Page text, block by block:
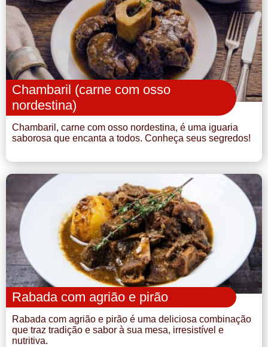
Chambaril (carne com osso
nordestina)
Chambaril, carne com osso nordestina, é uma iguaria
saborosa que encanta a todos. Conheça seus segredos!
Rabada com agrião e pirão
Rabada com agrião e pirão é uma deliciosa combinação
que traz tradição e sabor à sua mesa, irresistível e
nutritiva.